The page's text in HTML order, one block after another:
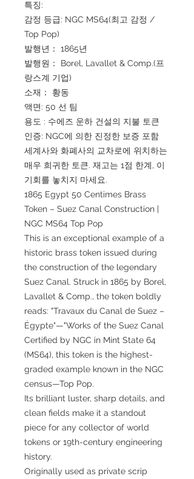
특징:
감정 등급: NGC MS64(최고 감정 /
Top Pop)
발행년： 1865년
발행원： Borel, Lavallet & Comp.(프
랑스계 기업)
소재： 황동
액면: 50 선 팀
용도 : 수에즈 운하 건설의 지불 토큰
인증: NGC에 의한 진정한 보증 포함
세계사와 화폐사의 교차로에 위치하는
매우 희귀한 토큰. 재고는 1점 한계, 이
기회를 놓치지 마세요.
1865 Egypt 50 Centimes Brass
Token – Suez Canal Construction |
NGC MS64 Top Pop
This is an exceptional example of a
historic brass token issued during
the construction of the legendary
Suez Canal. Struck in 1865 by Borel,
Lavallet & Comp., the token boldly
reads: "Travaux du Canal de Suez –
Égypte"—"Works of the Suez Canal
Certified by NGC in Mint State 64
(MS64), this token is the highest-
graded example known in the NGC
census—Top Pop.
Its brilliant luster, sharp details, and
clean fields make it a standout
piece for any collector of world
tokens or 19th-century engineering
history.
Originally used as private scrip